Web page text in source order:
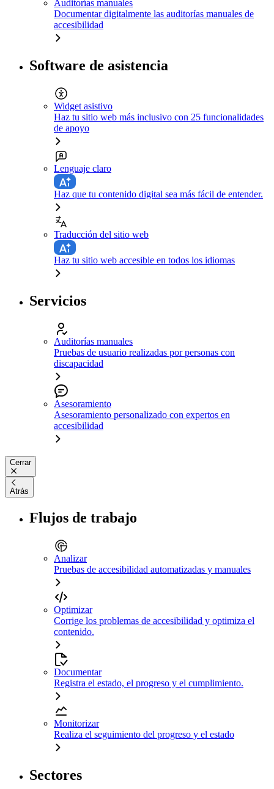
Auditorías manuales
Documentar digitalmente las auditorías manuales de
accesibilidad
Software de asistencia
Widget asistivo
Haz tu sitio web más inclusivo con 25 funcionalidades
de apoyo
Lenguaje claro
Haz que tu contenido digital sea más fácil de entender.
Traducción del sitio web
Haz tu sitio web accesible en todos los idiomas
Servicios
Auditorías manuales
Pruebas de usuario realizadas por personas con
discapacidad
Asesoramiento
Asesoramiento personalizado con expertos en
accesibilidad
Cerrar
Atrás
Flujos de trabajo
Analizar
Pruebas de accesibilidad automatizadas y manuales
Optimizar
Corrige los problemas de accesibilidad y optimiza el
contenido.
Documentar
Registra el estado, el progreso y el cumplimiento.
Monitorizar
Realiza el seguimiento del progreso y el estado
Sectores